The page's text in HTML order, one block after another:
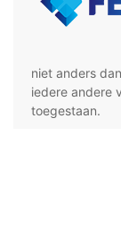
niet anders
iedere andere
toegestaan.